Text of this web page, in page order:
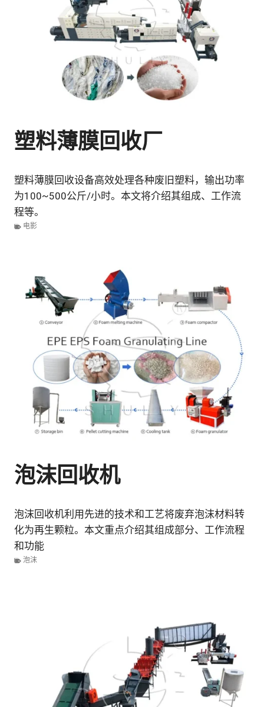
塑料薄膜回收厂
塑料薄膜回收设备高效处理各种废旧塑料，输出功率
为100~500公斤/小时。本文将介绍其组成、工作流
程等。
电影
泡沫回收机
泡沫回收机利用先进的技术和工艺将废弃泡沫材料转
化为再生颗粒。本文重点介绍其组成部分、工作流程
和功能
泡沫